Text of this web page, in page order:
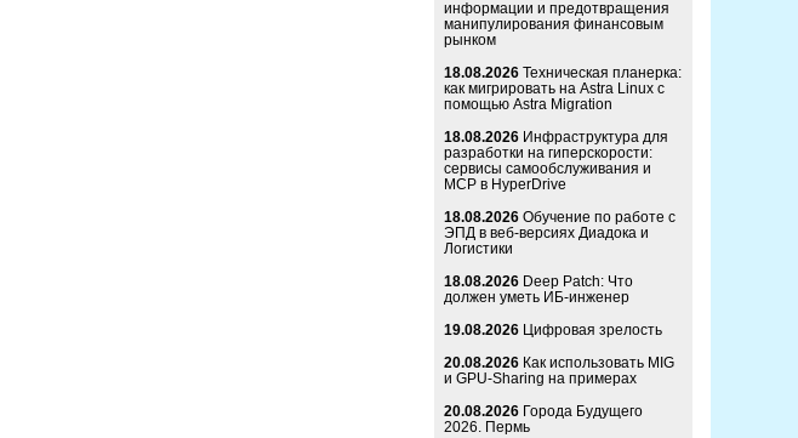
информации и предотвращения
манипулирования финансовым
рынком
18.08.2026 Техническая планерка:
как мигрировать на Astra Linux с
помощью Astra Migration
18.08.2026 Инфраструктура для
разработки на гиперскорости:
сервисы самообслуживания и
MCP в HyperDrive
18.08.2026 Обучение по работе с
ЭПД в веб-версиях Диадока и
Логистики
18.08.2026 Deep Patch: Что
должен уметь ИБ-инженер
19.08.2026 Цифровая зрелость
20.08.2026 Как использовать MIG
и GPU-Sharing на примерах
20.08.2026 Города Будущего
2026. Пермь